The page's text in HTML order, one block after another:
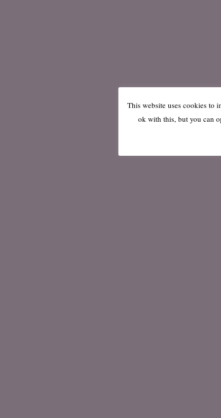
This website uses cookies to
ok with this, but you can